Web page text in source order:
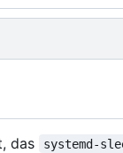
das systemd-